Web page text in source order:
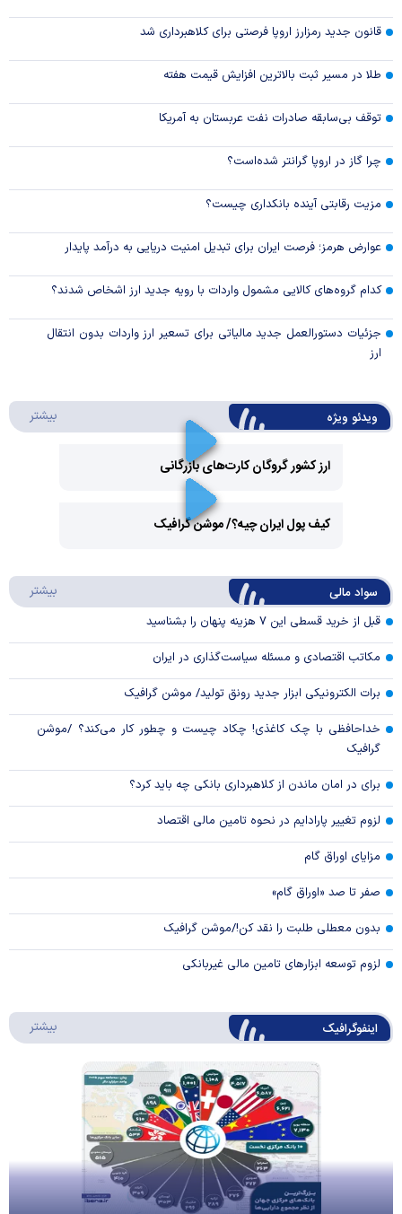
قانون جدید رمزارز اروپا فرصتی برای کلاهبرداری شد
طلا در مسیر ثبت بالاترین افزایش قیمت هفته
توقف بی‌سابقه صادرات نفت عربستان به آمریکا
چرا گاز در اروپا گرانتر شده‌است؟
مزیت رقابتی آینده بانکداری چیست؟
عوارض هرمز؛ فرصت ایران برای تبدیل امنیت دریایی به درآمد پایدار
کدام گروه‌های کالایی مشمول واردات با رویه جدید ارز اشخاص شدند؟
جزئیات دستورالعمل جدید مالیاتی برای تسعیر ارز واردات بدون انتقال
ارز
ویدئو ویژه بیشتر
ارز کشور گروگان کارت‌های بازرگانی
Video
کیف پول ایران چیه؟/ موشن گرافیک
سواد مالی بیشتر
قبل از خرید قسطی این ۷ هزینه پنهان را بشناسید
مکاتب اقتصادی و مسئله سیاست‌گذاری در ایران
برات الکترونیکی ابزار جدید رونق تولید/ موشن گرافیک
خداحافظی با چک کاغذی! چکاد چیست و چطور کار می‌کند؟ /موشن
گرافیک
برای در امان ماندن از کلاهبرداری بانکی چه باید کرد؟
لزوم تغییر پارادایم در نحوه تامین مالی اقتصاد
مزایای اوراق گام
صفر تا صد «اوراق گام»
بدون معطلی طلبت را نقد کن!/موشن گرافیک
لزوم توسعه ابزارهای تامین مالی غیربانکی
اینفوگرافیک بیشتر